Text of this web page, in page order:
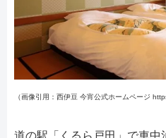
（画像引用：西伊豆 今宵公式ホームページ
道の駅「くるら戸田」で車